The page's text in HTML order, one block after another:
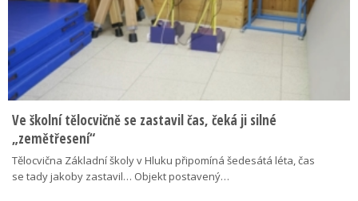
Ve školní tělocvičně se zastavil čas, čeká ji silné
„zemětřesení“
Tělocvična Základní školy v Hluku připomíná šedesátá léta, čas
se tady jakoby zastavil… Objekt postavený…